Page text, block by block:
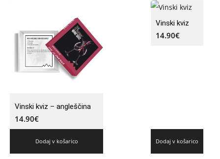
Vinski kviz – angleščina
14.90€
Dodaj v košarico
Vinski kviz
14.90€
Dodaj v košarico